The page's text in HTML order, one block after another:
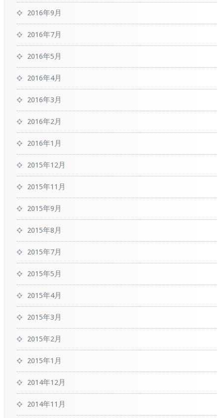
2016年9月
2016年7月
2016年5月
2016年4月
2016年3月
2016年2月
2016年1月
2015年12月
2015年11月
2015年9月
2015年8月
2015年7月
2015年5月
2015年4月
2015年3月
2015年2月
2015年1月
2014年12月
2014年11月